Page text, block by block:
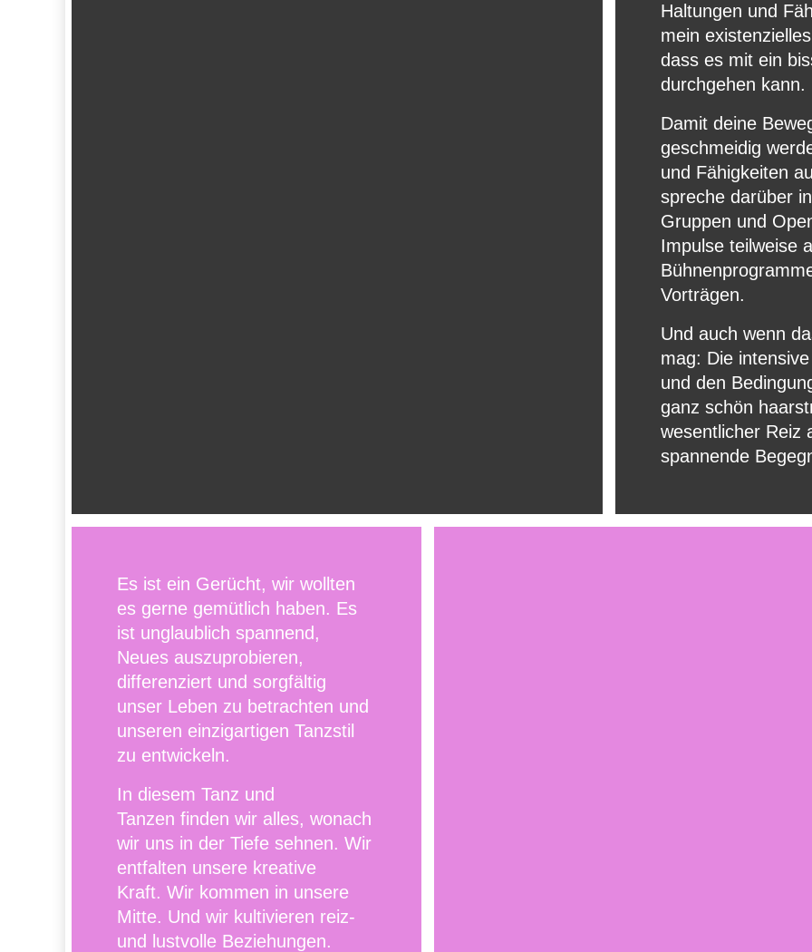
Haltungen und
mein
dass es mit ein
durchgehen kann.
Damit deine
geschmeidig
und Fähigkeiten
spreche darüber
Gruppen und
Impulse teilweise
Vorträgen.
Und auch wenn
mag: Die
und den
ganz schön
wesentlicher Reiz
spannende
Es ist ein Gerücht, wir wollten
es gerne gemütlich haben. Es
ist unglaublich spannend,
Neues auszuprobieren,
differenziert und sorgfältig
unser Leben zu betrachten und
unseren einzigartigen Tanzstil
zu entwickeln.
In diesem Tanz und
Tanzen finden wir alles, wonach
wir uns in der Tiefe sehnen. Wir
entfalten unsere kreative
Kraft. Wir kommen in unsere
Mitte. Und wir kultivieren reiz-
und lustvolle Beziehungen.